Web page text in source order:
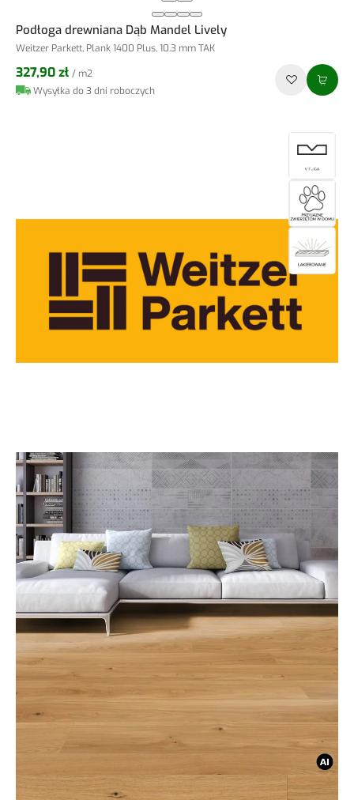
Podłoga drewniana Dąb Mandel Lively
Weitzer Parkett, Plank 1400 Plus, 10.3 mm TAK
327,90 zł / m2
Wysyłka do 3 dni roboczych